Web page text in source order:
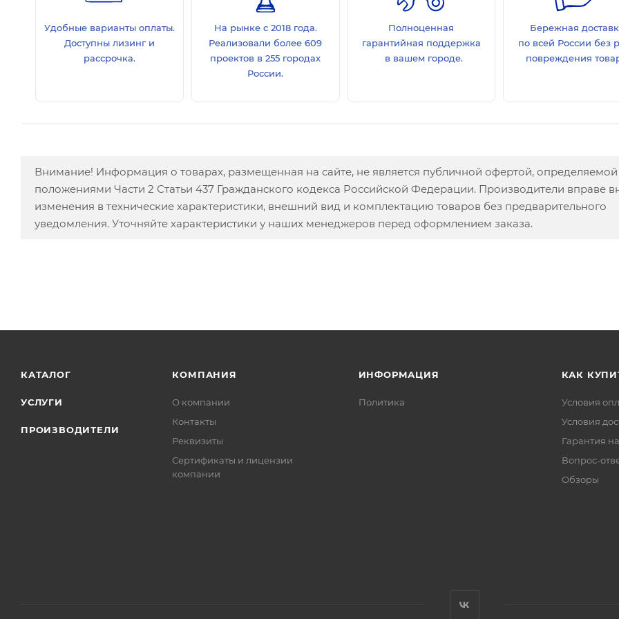
Удобные варианты оплаты.
Доступны лизинг и
рассрочка.
На рынке с 2018 года.
Реализовали более 609
проектов в 255 городах
России.
Полноценная
гарантийная поддержка
в вашем городе.
Бережная
по всей России без
повреждения
Внимание! Информация о товарах, размещенная на сайте, не является публичной офертой, определяемой
положениями Части 2 Статьи 437 Гражданского кодекса Российской Федерации. Производители вправе
изменения в технические характеристики, внешний вид и комплектацию товаров без предварительного
уведомления. Уточняйте характеристики у наших менеджеров перед оформлением заказа.
КАТАЛОГ
УСЛУГИ
ПРОИЗВОДИТЕЛИ
КОМПАНИЯ
О компании
Контакты
Реквизиты
Сертификаты и лицензии
компании
ИНФОРМАЦИЯ
Политика
КАК
Условия
Условия
Гарантия
Вопрос-
Обзоры